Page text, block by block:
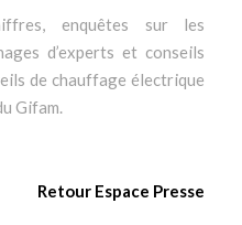
enquêtes sur les
d’experts et conseils
de chauffage électrique
Gifam.
Retour Espace Presse